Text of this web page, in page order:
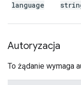
language
Autoryzacja
To żądanie wymaga